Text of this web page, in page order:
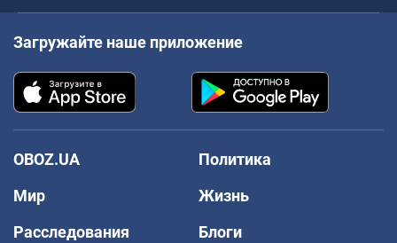
Загружайте наше приложение
OBOZ.UA
Политика
Мир
Жизнь
Расследования
Блоги